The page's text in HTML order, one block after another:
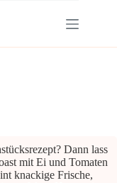
Dann lass
mit Ei und Tomaten
knackige Frische,